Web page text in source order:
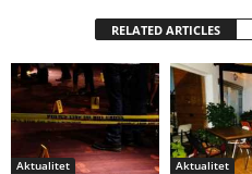
RELATED ARTICLES
Aktualitet Aktualitet